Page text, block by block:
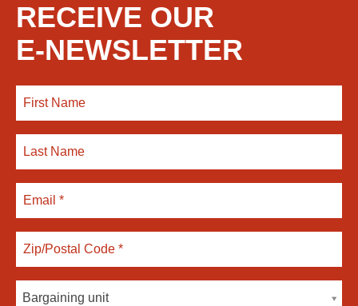
RECEIVE OUR
E-NEWSLETTER
Bargaining unit